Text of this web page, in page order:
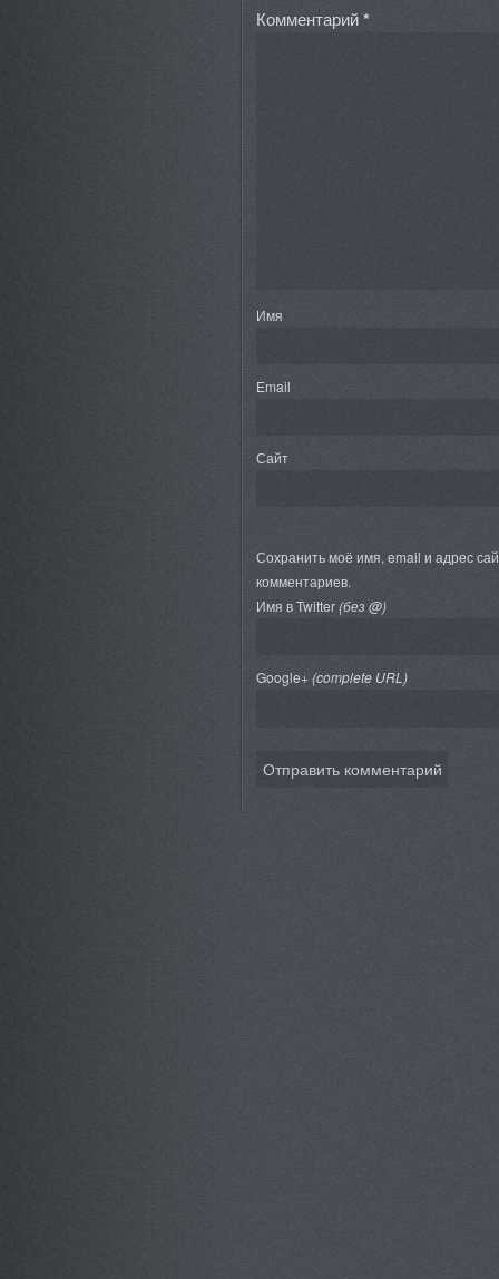
Комментарий*
Имя
Email
Сайт
Сохранить моё имя, email и адрес
комментариев.
Имя в Twitter(без @)
Google+(complete URL)